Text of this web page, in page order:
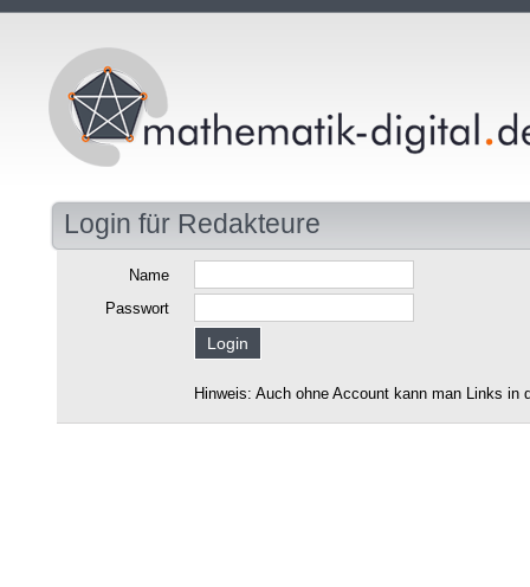
Login für Redakteure
Name
Passwort
Hinweis: Auch ohne Account kann man Links in